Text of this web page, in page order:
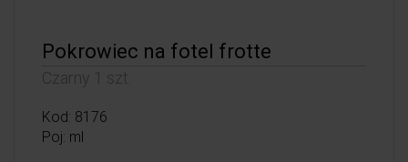
Pokrowiec na fotel frotte
Czarny 1 szt.
Kod: 8176
Poj: ml